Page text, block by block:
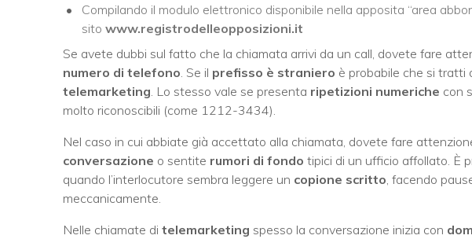
Compilando il modulo elettronico disponibile nella apposita “area
sito www.registrodelleopposizioni.it
Se avete dubbi sul fatto che la chiamata arrivi da un call, dovete fare
numero di telefono . Se il prefisso è straniero è probabile che si
telemarketing . Lo stesso vale se presenta ripetizioni numeriche con
molto riconoscibili (come 1212-3434).
Nel caso in cui abbiate già accettato alla chiamata, dovete fare
conversazione o sentite rumori di fondo tipici di un ufficio affollato. È
quando l’interlocutore sembra leggere un copione scritto , facendo
meccanicamente.
Nelle chiamate di telemarketing spesso la conversazione inizia con